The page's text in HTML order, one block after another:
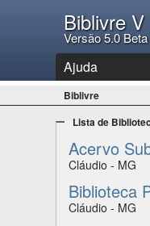
Biblivre V
Versão 5.0 Beta
Ajuda
Biblivre
Lista de
Acervo
Cláudio - MG
Biblioteca
Cláudio - MG